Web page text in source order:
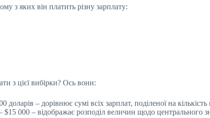
з яких він платить різну зарплату:
з цієї вибірки? Ось вони:
– дорівнює сумі всіх зарплат, поділеної на кількість
$15 000 – відображає розподіл величин щодо центрального